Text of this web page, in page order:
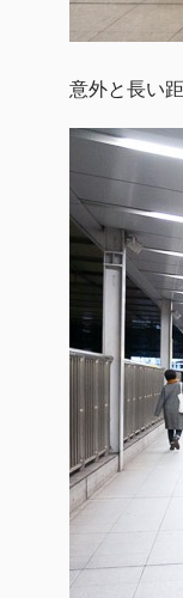
意外と長い